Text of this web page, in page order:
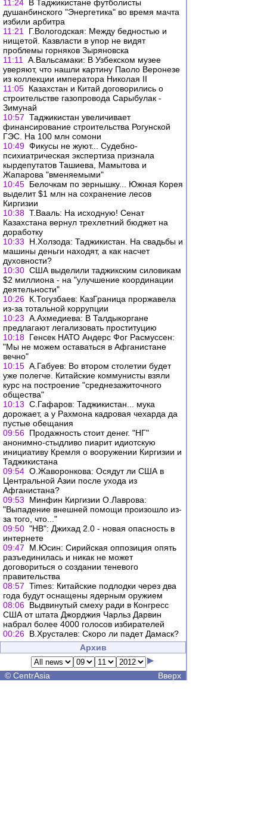
11:24 В Таджикистане футболисты
душанбинского "Энергетика" во время мачта
избили арбитра
11:21
Г.Вологодская: Между бедностью и
нищетой. Казвласти в упор не видят
проблемы горняков Зыряновска
11:11
А.Вальсамаки: В Узбекском музее
уверяют, что нашли картину Паоло Веронезе
из коллекции императора Николая II
11:05 Казахстан и Китай договорились о
строительстве газопровода Сарыбулак -
Зимунай
10:57 Таджикистан увеличивает
финансирование строительства Рогунской
ГЭС. На 100 млн сомони
10:49 Фикусы не жуют... Судебно-
психиатрическая экспертиза признала
кырдепутатов Ташиева, Мамытова и
Жапарова "вменяемыми"
10:45 Белочкам по зернышку... Южная Корея
выделит $1 млн на сохранение лесов
Киргизии
10:38 Т.Вааль: На исходную! Сенат
Казахстана вернул трехлетний бюджет на
доработку
10:33
Н.Холзода: Таджикистан. На свадьбы и
машины деньги находят, а как насчет
духовности?
10:30 США выделили таджикским силовикам
$2 миллиона - на "улучшение координации
деятельности"
10:26 К.Тогузбаев: КазГраница проржавела
из-за тотальной коррупции
10:23 А.Ахмедиева: В Талдыкоргане
предлагают легализовать проституцию
10:18 Генсек НАТО Андерс Фог Расмуссен:
"Мы не можем оставаться в Афганистане
вечно"
10:15 А.Габуев: Во втором столетии будет
уже полегче. Китайские коммунисты взяли
курс на построение "среднезажиточного
общества"
10:13 С.Гафаров: Таджикистан... мука
дорожает, а у Рахмона кадровая чехарда да
пустые обещания
09:56 Продажность стоит денег. "НГ"
анонимно-стыдливо пиарит идиотскую
инициативу Кремля о вооружении Киргизии и
Таджикистана
09:54 О.Жаворонкова: Осядут ли США в
Центральной Азии после ухода из
Афганистана?
09:53
Минфин Киргизии О.Лаврова:
"Выпадение внешней помощи произошло из-
за того, что..."
09:50 "НВ": Джихад 2.0 - новая опасность в
интернете
09:47
М.Юсин: Сирийская оппозиция опять
разъединилась и никак не может
договориться о создании теневого
правительства
08:57 Times: Китайские подлодки через два
года будут оснащены ядерным оружием
08:06 Выдвинутый смеху ради в Конгресс
США от штата Джорджия Чарльз Дарвин
набрал более 4000 голосов избирателей
00:26 В.Хрусталев: Скоро ли падет Дамаск?
Архив
© CentrAsia Вверх